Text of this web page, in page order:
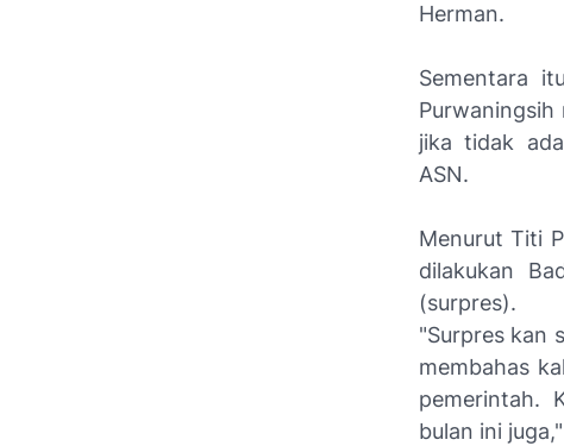
Herman.
Sementara
Purwaningsih
jika tidak
ASN.
Menurut Titi
dilakukan
(surpres).
"Surpres kan
membahas
pemerintah.
bulan ini